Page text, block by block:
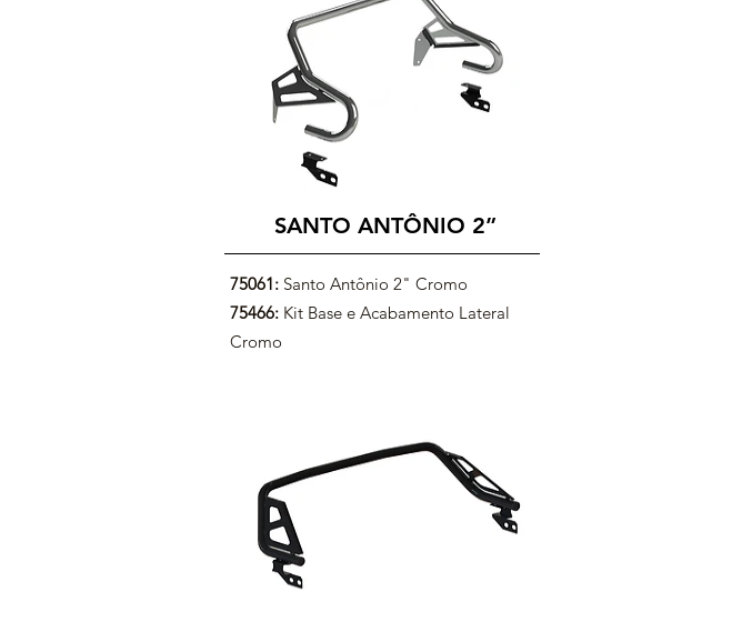
SANTO ANTÔNIO 2”
75061: Santo Antônio 2" Cromo
75466: Kit Base e Acabamento Lateral
Cromo